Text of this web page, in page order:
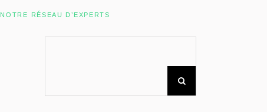
NOTRE RÉSEAU D’EXPERTS
Rechercher sur le site